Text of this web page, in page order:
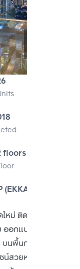
floors
(EKKAMAI)
LTD
ม่ ติดถนนเอกมัย
อกแบบมาเพื่อให้ผู้
พื้นกระจกใสที่
สวยหรู แบบ